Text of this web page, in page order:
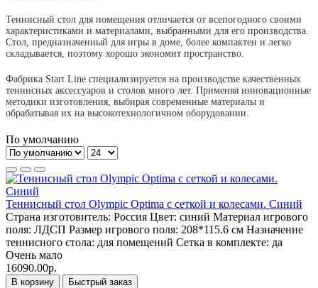
Теннисный стол для помещения отличается от всепогодного своими
характеристиками и материалами, выбранными для его производства.
Стол, предназначенный для игры в доме, более компактен и легко
складывается, поэтому хорошо экономит пространство.
Фабрика Start Line специализируется на производстве качественных
теннисных аксессуаров и столов много лет. Применяя инновационные
методики изготовления, выбирая современные материалы и
обрабатывая их на высокотехнологичном оборудовании.
По умолчанию
Теннисный стол Olympic Optima с сеткой и колесами. Синий
Страна изготовитель: Россия Цвет: синий Материал игрового
поля: ЛДСП Размер игрового поля: 208*115.6 см Назначение
теннисного стола: для помещений Сетка в комплекте: да
Очень мало
16090.00р.
В корзину Быстрый заказ